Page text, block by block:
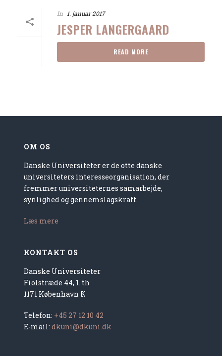
In 1. januar 2017
JESPER LANGERGAARD
READ MORE
OM OS
Danske Universiteter er de otte danske
universiteters interesseorganisation, der
fremmer universiteternes samarbejde,
synlighed og gennemslagskraft.
Læs mere
KONTAKT OS
Danske Universiteter
Fiolstræde 44, 1. th
1171 København K
Telefon: +45 27 12 10 42
E-mail:dkuni@dkuni.dk